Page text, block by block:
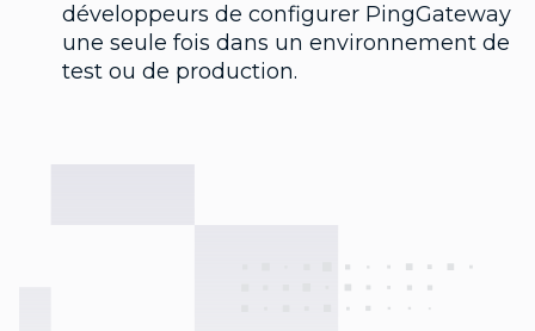
développeurs de configurer PingGateway
une seule fois dans un environnement de
test ou de production.